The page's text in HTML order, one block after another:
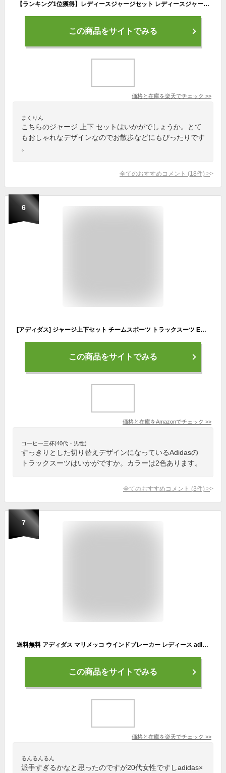
【ランキング1位獲得】レディースジャージセット レディースジャージ上下セット レディーススポーツウェアセット レディーストレーニングウェアセット スポーツウェア レディース セット 上下セット ランニングウェア ウォーキング トレーニングウェア
この商品をサイトでみる
価格と在庫を楽天でチェック >>
まくりん
こちらのジャージ 上下 セットはいかがでしょうか。とて
もおしゃれなデザインなのでお散歩などにもぴったりです
。
全てのおすすめコメント (18件) >
6
[アディダス] ジャージ上下セット チームスポーツ トラックスーツ EVE06 レディース ブラック (IC0390) M
この商品をサイトでみる
価格と在庫をAmazonでチェック >>
コーヒー三杯(40代・男性)
すっきりとした切り替えデザインになっているAdidasの
トラックスーツはいかがですか。カラーは2色あります。
全てのおすすめコメント (3件) >
7
送料無料 アディダス マリメッコ ウインドブレーカー レディース adidas Marimekko ジャケット アウター/ランニング ジムウェア ジョギング スポーツ 女性 上着/RH125【a20Qpd】
この商品をサイトでみる
価格と在庫を楽天でチェック >>
るんるんるん
派手すぎるかなと思ったのですが20代女性ですしadidas×